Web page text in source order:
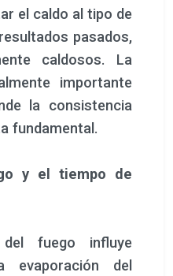
el caldo al tipo de
pasados,
caldosos. La
importante
la consistencia
fundamental.
y el tiempo de
fuego influye
evaporación del